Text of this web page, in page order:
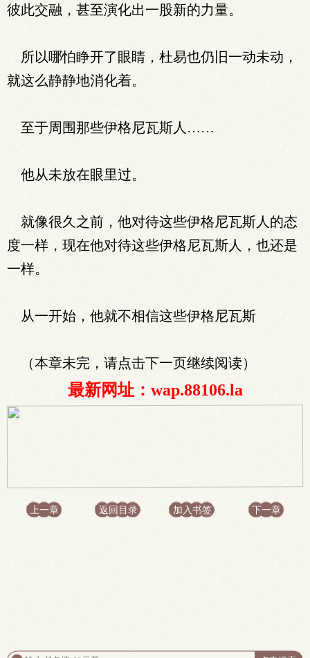
彼此交融，甚至演化出一股新的力量。
所以哪怕睁开了眼睛，杜易也仍旧一动未动，
就这么静静地消化着。
至于周围那些伊格尼瓦斯人……
他从未放在眼里过。
就像很久之前，他对待这些伊格尼瓦斯人的态
度一样，现在他对待这些伊格尼瓦斯人，也还是
一样。
从一开始，他就不相信这些伊格尼瓦斯
（本章未完，请点击下一页继续阅读）
最新网址：wap.88106.la
上一章 返回目录 加入书签 下一章